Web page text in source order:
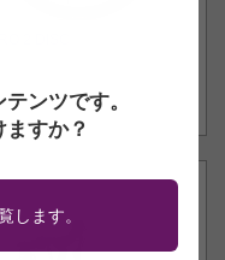
ンツです。
すか？
します。